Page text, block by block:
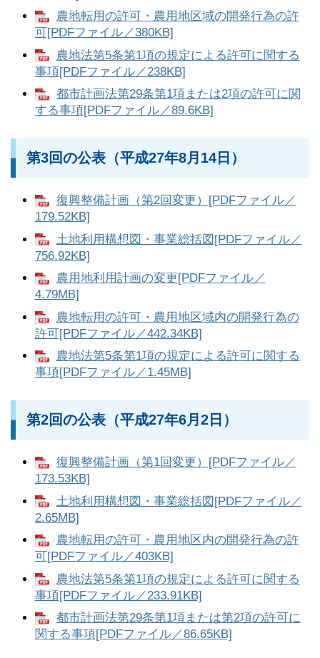
農地転用の許可・農用地区域の開発行為の許
可[PDFファイル／380KB]
農地法第5条第1項の規定による許可に関する
事項[PDFファイル／238KB]
都市計画法第29条第1項または2項の許可に関
する事項[PDFファイル／89.6KB]
第3回の公表（平成27年8月14日）
復興整備計画（第2回変更）[PDFファイル／
179.52KB]
土地利用構想図・事業総括図[PDFファイル／
756.92KB]
農用地利用計画の変更[PDFファイル／
4.79MB]
農地転用の許可・農用地区域内の開発行為の
許可[PDFファイル／442.34KB]
農地法第5条第1項の規定による許可に関する
事項[PDFファイル／1.45MB]
第2回の公表（平成27年6月2日）
復興整備計画（第1回変更）[PDFファイル／
173.53KB]
土地利用構想図・事業総括図[PDFファイル／
2.65MB]
農地転用の許可・農用地区内の開発行為の許
可[PDFファイル／403KB]
農地法第5条第1項の規定による許可に関する
事項[PDFファイル／233.91KB]
都市計画法第29条第1項または第2項の許可に
関する事項[PDFファイル／86.65KB]